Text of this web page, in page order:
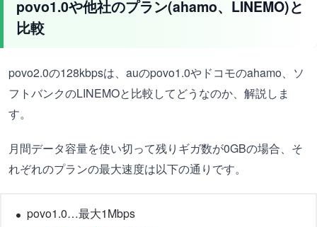
povo1.0や他社のプラン(ahamo、LINEMO)と
比較
povo2.0の128kbpsは、auのpovo1.0やドコモのahamo、ソ
フトバンクのLINEMOと比較してどうなのか、解説しま
す。
月間データ容量を使い切って残りギガ数が0GBの場合、そ
れぞれのプランの最大速度は以下の通りです。
povo1.0…最大1Mbps